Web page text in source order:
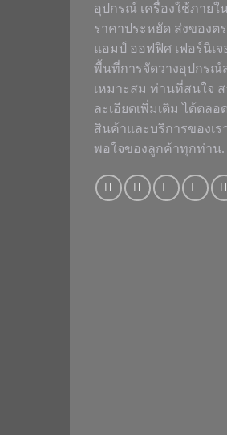
อุปกรณ์ เครื่องใช้ภาย
ราคาประหยัด ส่งของต
แอมป์ ออฟฟิศ เฟอร์นิเ
พื้นที่การจัดวางอุปกรณ์
เหมาะสม ท่านที่สนใจ
ละเอียดเพิ่มเติม ได้ตล
สินค้าและบริการของเ
พอใจของลูกค้าทุกท่าน.